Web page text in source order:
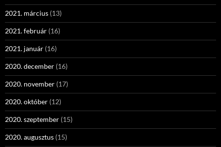
2021. március (13)
2021. február (16)
2021. január (16)
2020. december (16)
2020. november (17)
2020. október (12)
2020. szeptember (15)
2020. augusztus (15)